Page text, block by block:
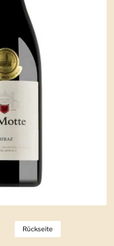
Zeige Folie 2
Rückseite